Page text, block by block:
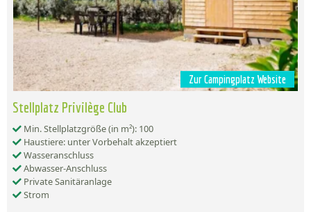
Zur Campingplatz Website
Stellplatz Privilège Club
Min. Stellplatzgröße (in m²): 100
Haustiere: unter Vorbehalt akzeptiert
Wasseranschluss
Abwasser-Anschluss
Private Sanitäranlage
Strom